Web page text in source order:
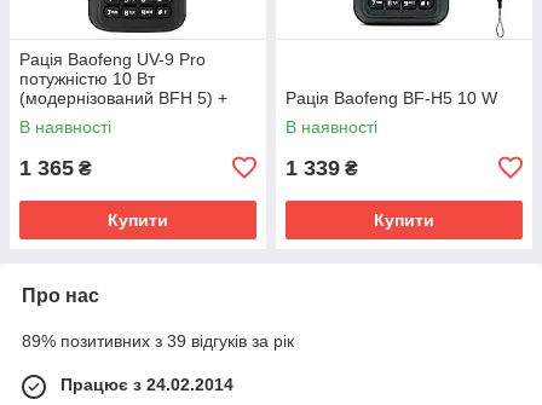
Рація Baofeng UV-9 Pro
потужністю 10 Вт
(модернізований BFH 5) +
ремінець на руку
В наявності
1 365 ₴
Купити
Рація Baofeng BF-H5 10 W
В наявності
1 339 ₴
Купити
Про нас
89% позитивних з 39 відгуків за рік
Працює з 24.02.2014